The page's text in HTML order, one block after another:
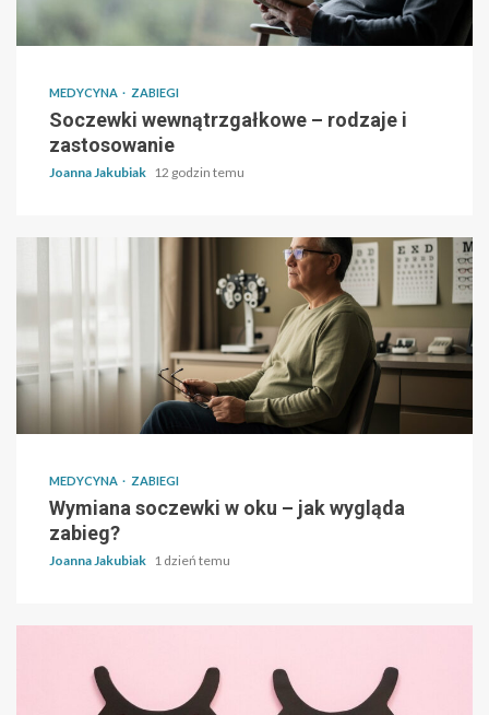
MEDYCYNA ZABIEGI
Soczewki wewnątrzgałkowe – rodzaje i
zastosowanie
Joanna Jakubiak 12 godzin temu
MEDYCYNA ZABIEGI
Wymiana soczewki w oku – jak wygląda
zabieg?
Joanna Jakubiak 1 dzień temu